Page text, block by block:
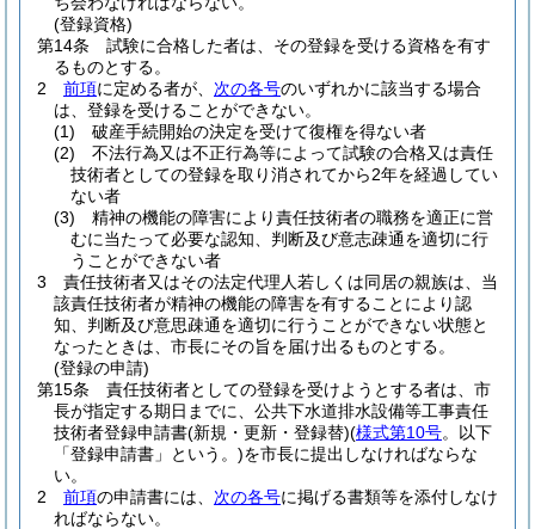
(登録資格)
第14条
試験に合格した者は、その登録を受ける資格を有す
るものとする。
2
前項に定める者が、 次の各号のいずれかに該当する場合
は、登録を受けることができない。
(1)
破産手続開始の決定を受けて復権を得ない者
(2)
不法行為又は不正行為等によって試験の合格又は責任
技術者としての登録を取り消されてから2年を経過してい
ない者
(3)
精神の機能の障害により責任技術者の職務を適正に営
むに当たって必要な認知、判断及び意志疎通を適切に行
うことができない者
3
責任技術者又はその法定代理人若しくは同居の親族は、当
該責任技術者が精神の機能の障害を有することにより認
知、判断及び意思疎通を適切に行うことができない状態と
なったときは、市長にその旨を届け出るものとする。
(登録の申請)
第15条
責任技術者としての登録を受けようとする者は、市
長が指定する期日までに、公共下水道排水設備等工事責任
技術者登録申請書(新規・更新・登録替)(様式第10号。以下
「登録申請書」という。)を市長に提出しなければならな
い。
2
前項の申請書には、 次の各号に掲げる書類等を添付しなけ
ればならない。